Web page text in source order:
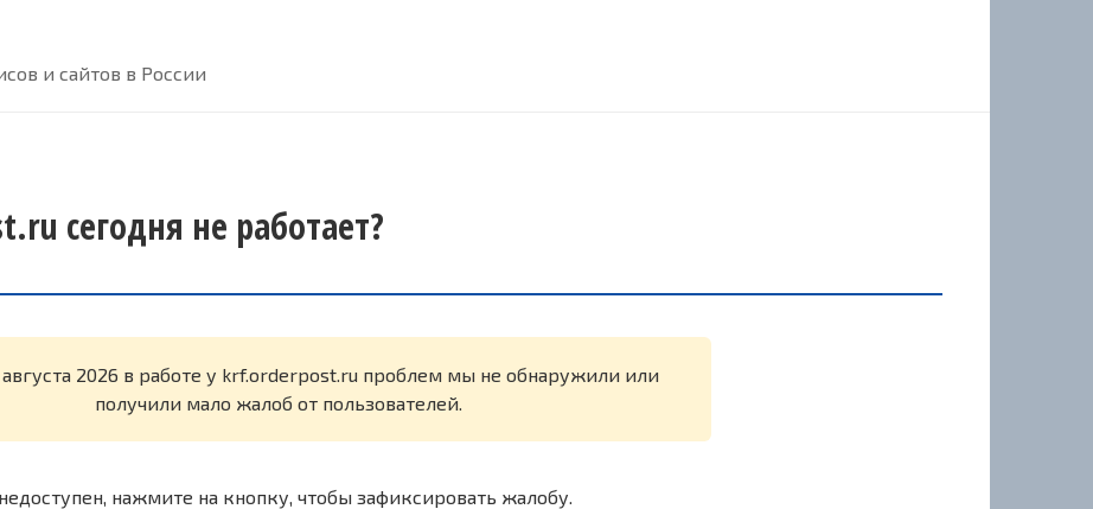
и сайтов в России
сегодня не работает?
августа 2026 в работе у krf.orderpost.ru проблем мы не обнаружили или
получили мало жалоб от пользователей.
нажмите на кнопку, чтобы зафиксировать жалобу.